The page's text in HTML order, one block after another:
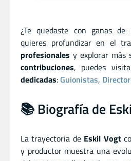
¿Te quedaste con ganas de
quieres profundizar en el
profesionales y explorar más
contribuciones, puedes
dedicadas:Guionistas,
📚 Biografía de
La trayectoria de Eskil Vogt
y productor muestra una